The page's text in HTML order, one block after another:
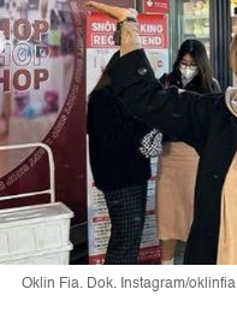
Oklin Fia. Dok. Instagram/oklinfia